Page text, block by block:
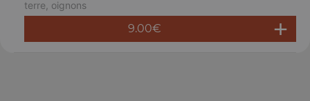
terre, oignons
9.00€